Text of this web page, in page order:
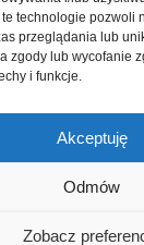
technologie pozwoli
przeglądania lub
zgody lub wycofanie
i funkcje.
Akceptuję
Odmów
Zobacz
Polityka